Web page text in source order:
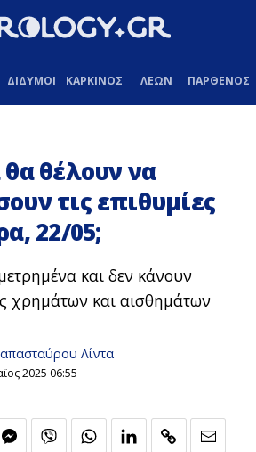
ΔΙΔΥΜΟΙ ΚΑΡΚΙΝΟΣ ΛΕΩΝ ΠΑΡΘΕΝΟΣ
θέλουν να
τις επιθυμίες
22/05;
και δεν κάνουν
χρημάτων και αισθημάτων
Λίντα
2025 06:55